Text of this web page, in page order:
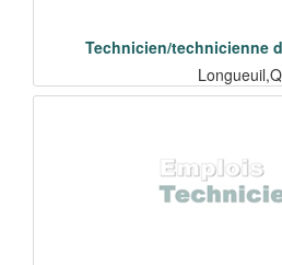
Technicien/technicienne